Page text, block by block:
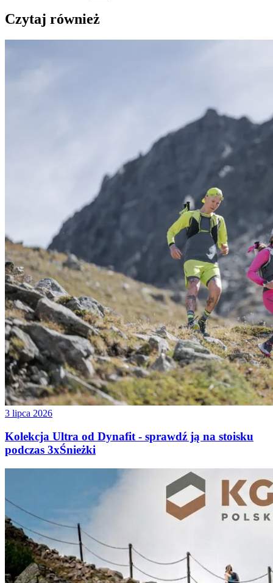
Czytaj również
3 lipca 2026
Kolekcja Ultra od Dynafit - sprawdź ją na stoisku
podczas 3xŚnieżki